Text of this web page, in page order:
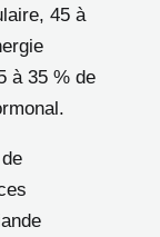
45 à
à 35 % de